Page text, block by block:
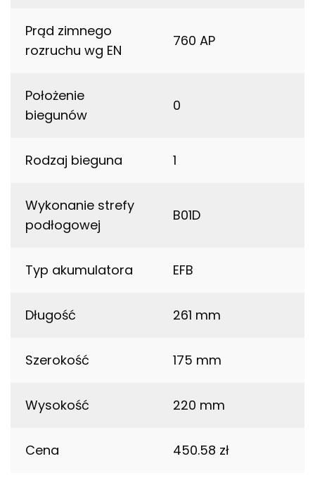
Prąd zimnego
rozruchu wg EN
760 AP
Położenie
biegunów
0
Rodzaj bieguna 1
Wykonanie strefy
podłogowej
B01D
Typ akumulatora EFB
Długość 261 mm
Szerokość 175 mm
Wysokość 220 mm
Cena 450.58 zł